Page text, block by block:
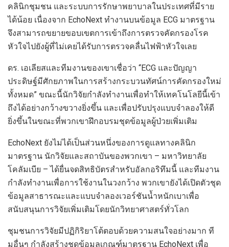
คลินิกชุมชน และระบบการรักษาพยาบาลในประเทศที่มีราย
ได้น้อย เนื่องจาก EchoNext ทำงานบนข้อมูล ECG มาตรฐาน
จึงสามารถขยายขอบเขตการเข้าถึงการตรวจคัดกรองโรค
หัวใจไปยังผู้ที่ไม่เคยได้รับการตรวจคลื่นไฟฟ้าหัวใจเลย
ดร. เอเลียสและทีมงานของเขาเชื่อว่า “ECG และปัญญา
ประดิษฐ์มีศักยภาพในการสร้างกระบวนทัศน์การคัดกรองใหม่
ทั้งหมด” ขณะนี้นักวิจัยกำลังทำงานเพื่อทำให้เทคโนโลยีนี้เข้า
ถึงได้อย่างกว้างขวางยิ่งขึ้น และเพื่อปรับปรุงแบบจำลองให้ดี
ยิ่งขึ้นในขณะที่พวกเขาฝึกอบรมชุดข้อมูลผู้ป่วยเพิ่มเติม
EchoNext ยังไม่ได้เป็นส่วนหนึ่งของการดูแลทางคลินิก
มาตรฐาน นักวิจัยและสถาบันของพวกเขา – มหาวิทยาลัย
โคลัมเบีย – ได้ยื่นจดสิทธิบัตรสำหรับอัลกอริทึมนี้ และทีมงาน
กำลังทำงานเพื่อการใช้งานในวงกว้าง พวกเขายังได้เปิดตัวชุด
ข้อมูลสาธารณะและแบบจำลองเวอร์ชันน้ำหนักเบาเพื่อ
สนับสนุนการวิจัยเพิ่มเติมโดยนักวิทยาศาสตร์ทั่วโลก
ชุมชนการวิจัยมีปฏิกิริยาโต้ตอบด้วยความสนใจอย่างมาก ที
มอื่นๆ กำลังสร้างชุดข้อมูลเกณฑ์มาตรฐาน EchoNext เพื่อ